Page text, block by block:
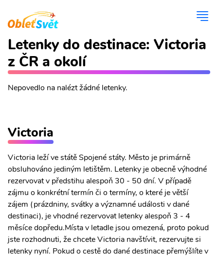
Letenky do destinace: Victoria
z ČR a okolí
Nepovedlo na nalézt žádné letenky.
Victoria
Victoria leží ve státě Spojené státy. Město je primárně
obsluhováno jediným letištěm. Letenky je obecně výhodné
rezervovat v předstihu alespoň 30 - 50 dní. V případě
zájmu o konkrétní termín či o termíny, o které je větší
zájem (prázdniny, svátky a významné události v dané
destinaci), je vhodné rezervovat letenky alespoň 3 - 4
měsíce dopředu.Místa v letadle jsou omezená, proto pokud
jste rozhodnuti, že chcete Victoria navštívit, rezervujte si
letenky nyní. Pokud o cestě do dané destinace přemýšlíte v